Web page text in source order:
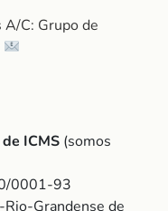
C: Grupo de
ICMS (somos
0001-93
Grandense de